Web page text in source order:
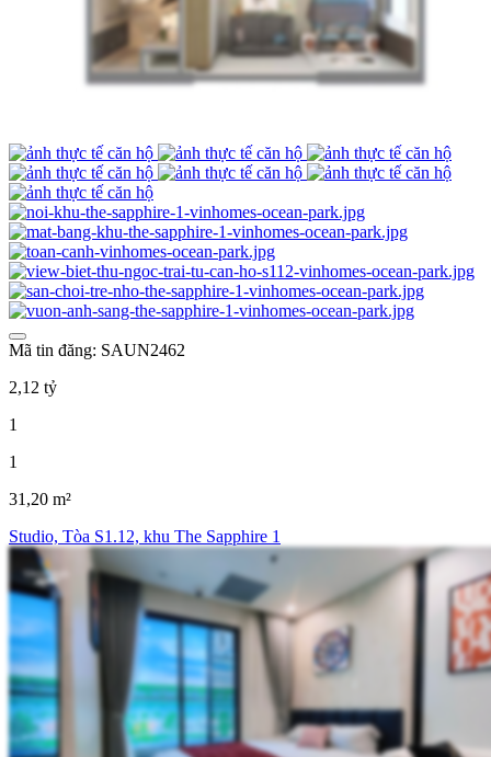
Mã tin đăng: SAUN2462
2,12 tỷ
1
1
31,20 m²
Studio, Tòa S1.12, khu The Sapphire 1